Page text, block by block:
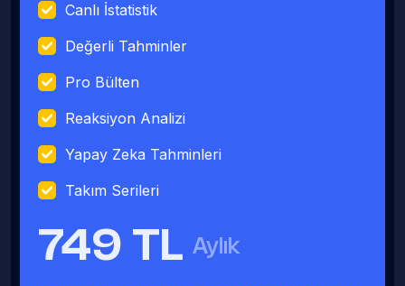
Canlı İstatistik
Değerli Tahminler
Pro Bülten
Reaksiyon Analizi
Yapay Zeka Tahminleri
Takım Serileri
749 TL Aylık